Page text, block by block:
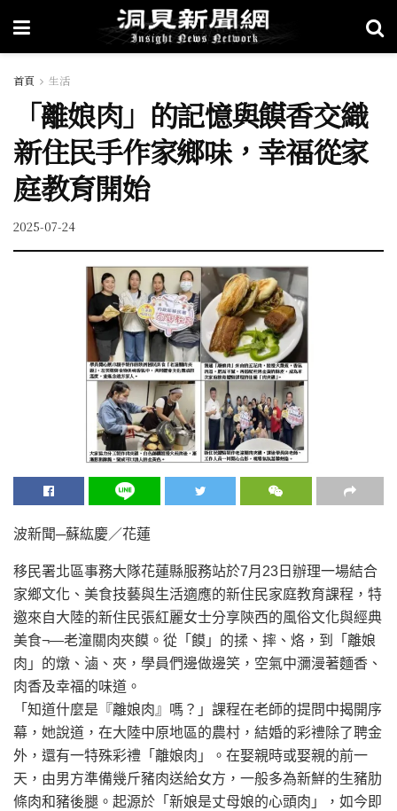
首頁 生活
「離娘肉」的記憶與饃香交織
新住民手作家鄉味，幸福從家
庭教育開始
2025-07-24
波新聞─蘇紘慶／花蓮
移民署北區事務大隊花蓮縣服務站於7月23日辦理一場結合
家鄉文化、美食技藝與生活適應的新住民家庭教育課程，特
邀來自大陸的新住民張紅麗女士分享陝西的風俗文化與經典
美食¬—老潼關肉夾饃。從「饃」的揉、摔、烙，到「離娘
肉」的燉、滷、夾，學員們邊做邊笑，空氣中瀰漫著麵香、
肉香及幸福的味道。
「知道什麼是『離娘肉』嗎？」課程在老師的提問中揭開序
幕，她說道，在大陸中原地區的農村，結婚的彩禮除了聘金
外，還有一特殊彩禮「離娘肉」。在娶親時或娶親的前一
天，由男方準備幾斤豬肉送給女方，一般多為新鮮的生豬肋
條肉和豬後腿。起源於「新娘是丈母娘的心頭肉」，如今即